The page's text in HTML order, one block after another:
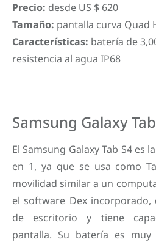
Precio: desde US $ 620
Tamaño: pantalla curva Quad
Características: batería de
resistencia al agua IP68
Samsung Galaxy
El Samsung Galaxy Tab S4 es
en 1, ya que se usa como
movilidad similar a un
el software Dex
de escritorio y tiene
pantalla. Su batería es